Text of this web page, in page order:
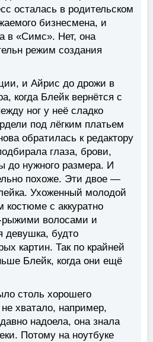
осталась в родительском
бизнесмена, и
в «Симс». Нет, она
режим создания
и Айрис до дрожи в
когда Блейк вернётся с
ног у неё сладко
под лёгким платьем
обратилась к редактору
глаза, брови,
до нужного размера. И
похоже. Эти двое —
Ухоженный молодой
костюме с аккуратно
рыжими волосами и
девушка, будто
картин. Так по крайней
Блейк, когда они ещё
столь хорошего
хватало, например,
надоела, она знала
Потому на ноутбуке